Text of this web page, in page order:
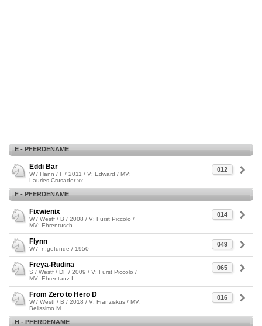
E - PFERDENAME
012
Eddi Bär
W / Hann / F / 2011 / V: Edward / MV:
Lauries Crusador xx
F - PFERDENAME
014
Fixwienix
W / Westf / B / 2008 / V: Fürst Piccolo /
MV: Ehrentusch
049
Flynn
W / -n.gefunde / 1950
065
Freya-Rudina
S / Westf / DF / 2009 / V: Fürst Piccolo /
MV: Ehrentanz I
016
From Zero to Hero D
W / Westf / B / 2018 / V: Franziskus / MV:
Belissimo M
H - PFERDENAME